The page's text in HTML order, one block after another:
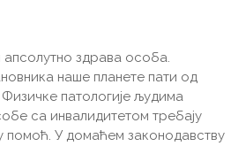
апсолутно здрава особа.
наше планете пати од
патологије људима
са инвалидитетом требају
помоћ. У домаћем законодавству